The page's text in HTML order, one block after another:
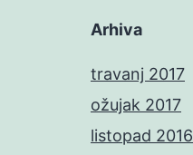
Arhiva
travanj 2017
ožujak 2017
listopad 2016